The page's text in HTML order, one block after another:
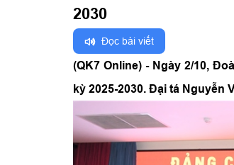
2030
Đọc bài viết
(QK7 Online) - Ngày 2/10,
kỳ 2025-2030. Đại tá Nguyễn